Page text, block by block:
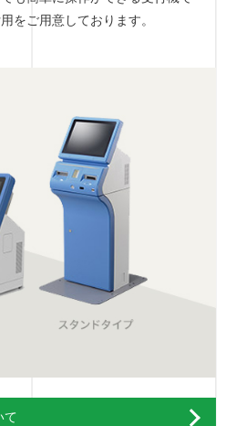
をご用意しております。
て